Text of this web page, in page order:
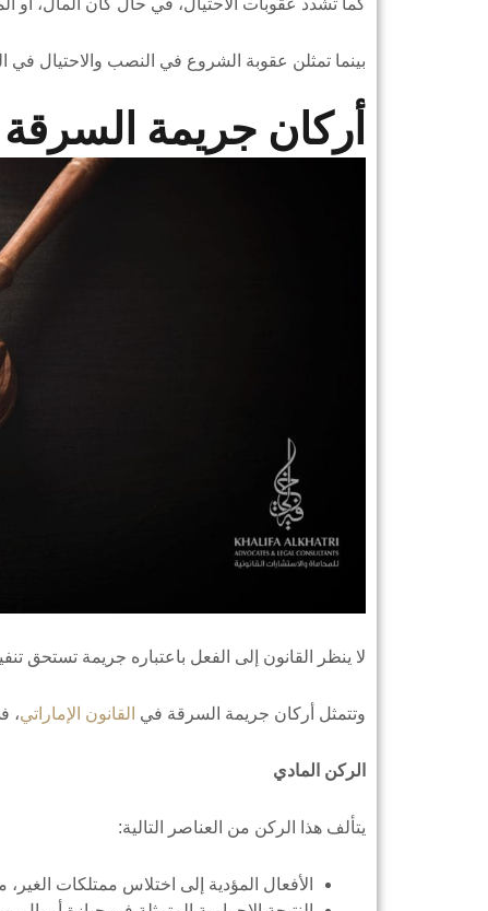
كما تشدد عقوبات الاحتيال، في حال كان المال، أو
بينما تمثلن عقوبة الشروع في النصب والاحتيال في الحبس
أركان جريمة السرقة
لا ينظر القانون إلى الفعل باعتباره جريمة تستحق
وتتمثل أركان جريمة السرقة في القانون الإماراتي،
الركن المادي
يتألف هذا الركن من العناصر التالية:
الأفعال المؤدية إلى اختلاس ممتلكات